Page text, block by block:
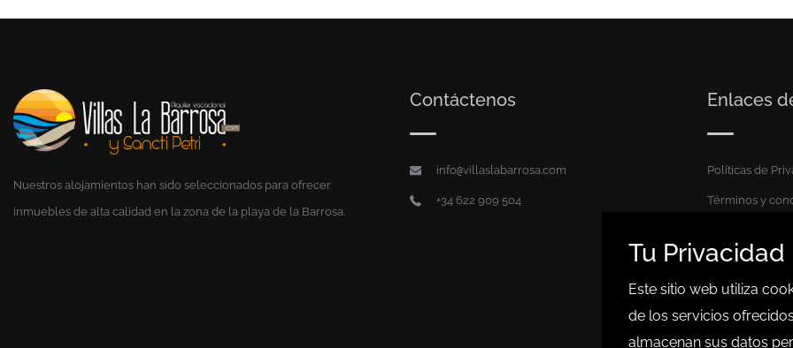
Nuestros alojamientos han sido seleccionados para ofrecer
inmuebles de alta calidad en la zona de la playa de la Barrosa.
Contáctenos
info@villaslabarrosa.com
+34 622 909 504
Enlaces
Políticas de
Términos y
Sitemap
Tu Privacidad
Este sitio web utiliza
de los servicios
almacenan sus datos